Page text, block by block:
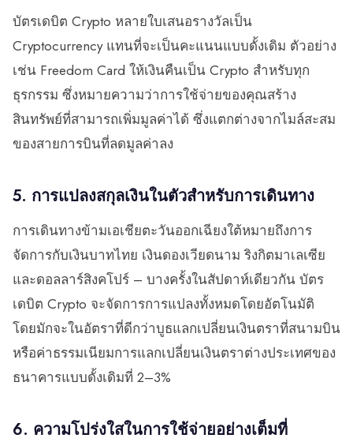
บัตรเดบิต Crypto หลายใบเสนอรางวัลเป็น
Cryptocurrency แทนที่จะเป็นคะแนนแบบดั้งเดิม ตัวอย่าง
เช่น Freedom Card ให้เงินคืนเป็น Crypto สำหรับทุก
ธุรกรรม ซึ่งหมายความว่าการใช้จ่ายของคุณสร้าง
สินทรัพย์ที่สามารถเพิ่มมูลค่าได้ ซึ่งแตกต่างจากไมล์สะสม
ของสายการบินที่ลดมูลค่าลง
5. การแปลงสกุลเงินในตัวสำหรับการเดินทาง
การเดินทางข้ามเอเชียตะวันออกเฉียงใต้หมายถึงการ
จัดการกับเงินบาทไทย เงินดองเวียดนาม ริงกิตมาเลเซีย
และดอลลาร์สิงคโปร์ – บางครั้งในสัปดาห์เดียวกัน บัตร
เดบิต Crypto จะจัดการการแปลงทั้งหมดโดยอัตโนมัติ
โดยมักจะในอัตราที่ดีกว่าบูธแลกเปลี่ยนเงินตราที่สนามบิน
หรือค่าธรรมเนียมการแลกเปลี่ยนเงินตราต่างประเทศของ
ธนาคารแบบดั้งเดิมที่ 2–3%
6. ความโปร่งใสในการใช้จ่ายอย่างเต็มที่